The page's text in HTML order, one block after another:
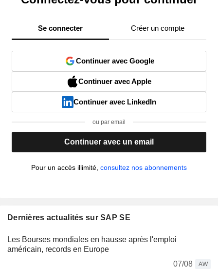
Se connecter Créer un compte
Continuer avec Google
Continuer avec Apple
Continuer avec LinkedIn
ou par email
Continuer avec un email
Pour un accès illimité, consultez nos abonnements
Dernières actualités sur SAP SE
Les Bourses mondiales en hausse après l'emploi
américain, records en Europe
07/08
AW